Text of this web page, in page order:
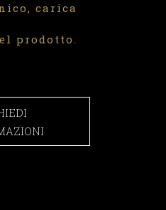
carica
prodotto.